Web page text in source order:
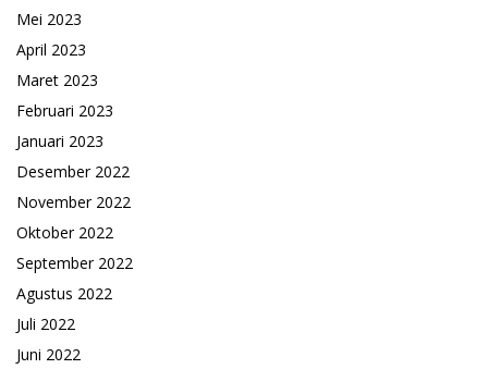
Mei 2023
April 2023
Maret 2023
Februari 2023
Januari 2023
Desember 2022
November 2022
Oktober 2022
September 2022
Agustus 2022
Juli 2022
Juni 2022